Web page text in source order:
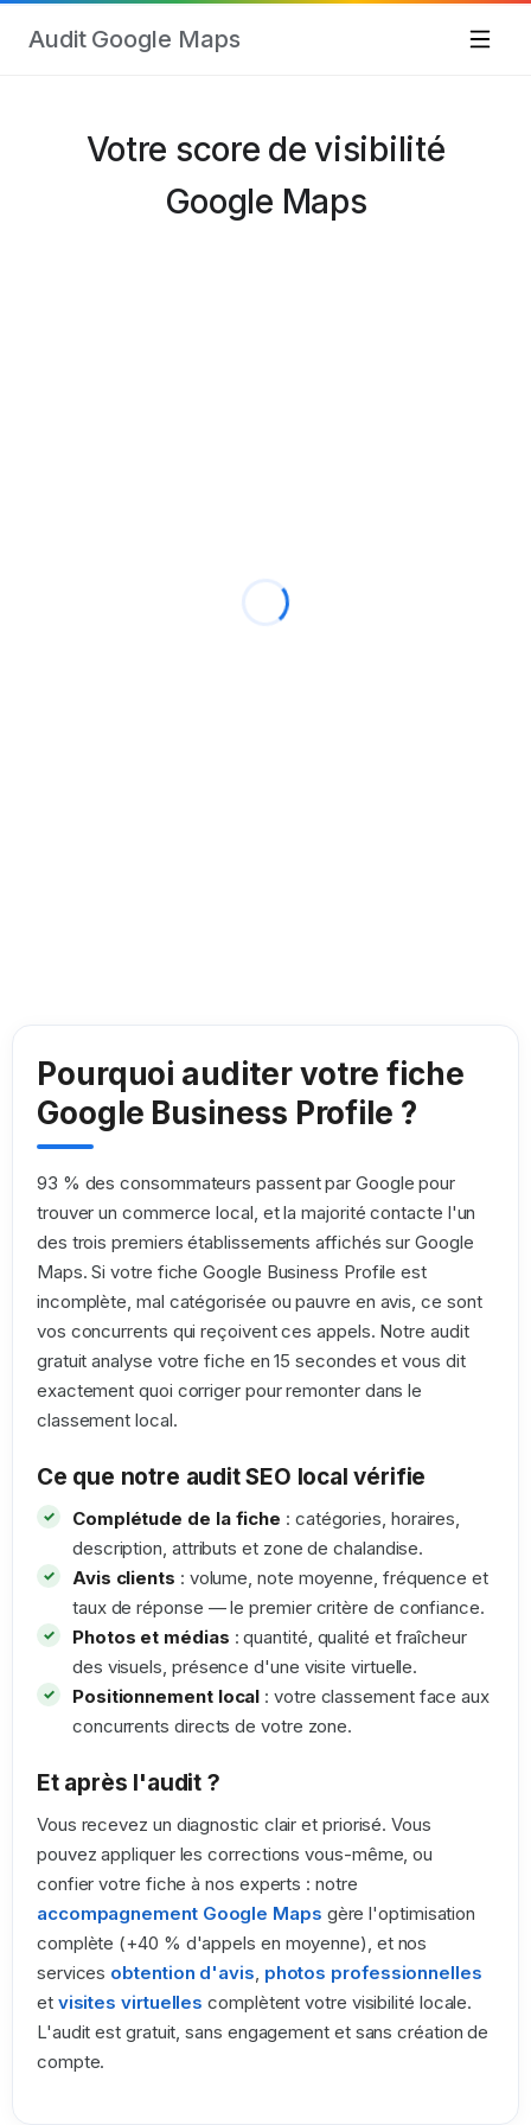
Audit Google Maps
Votre score de visibilité
Google Maps
Pourquoi auditer votre fiche
Google Business Profile ?
93 % des consommateurs passent par Google pour
trouver un commerce local, et la majorité contacte l'un
des trois premiers établissements affichés sur Google
Maps. Si votre fiche Google Business Profile est
incomplète, mal catégorisée ou pauvre en avis, ce sont
vos concurrents qui reçoivent ces appels. Notre audit
gratuit analyse votre fiche en 15 secondes et vous dit
exactement quoi corriger pour remonter dans le
classement local.
Ce que notre audit SEO local vérifie
Complétude de la fiche : catégories, horaires,
description, attributs et zone de chalandise.
Avis clients : volume, note moyenne, fréquence et
taux de réponse — le premier critère de confiance.
Photos et médias : quantité, qualité et fraîcheur
des visuels, présence d'une visite virtuelle.
Positionnement local : votre classement face aux
concurrents directs de votre zone.
Et après l'audit ?
Vous recevez un diagnostic clair et priorisé. Vous
pouvez appliquer les corrections vous-même, ou
confier votre fiche à nos experts : notre
accompagnement Google Maps gère l'optimisation
complète (+40 % d'appels en moyenne), et nos
services obtention d'avis, photos professionnelles
et visites virtuelles complètent votre visibilité locale.
L'audit est gratuit, sans engagement et sans création de
compte.